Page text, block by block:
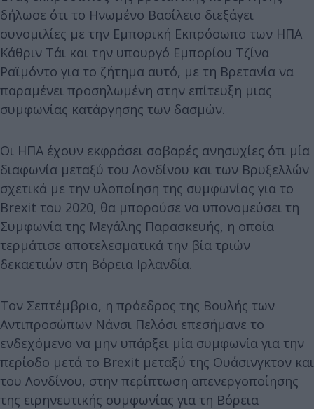
δήλωσε ότι το Ηνωμένο Βασίλειο διεξάγει
συνομιλίες με την Εμπορική Εκπρόσωπο των ΗΠΑ
Κάθριν Τάι και την υπουργό Εμπορίου Τζίνα
Ραϊμόντο για το ζήτημα αυτό, με τη Βρετανία να
παραμένει προσηλωμένη στην επίτευξη μιας
συμφωνίας κατάργησης των δασμών.
Οι ΗΠΑ έχουν εκφράσει σοβαρές ανησυχίες ότι μία
διαφωνία μεταξύ του Λονδίνου και των Βρυξελλών
σχετικά με την υλοποίηση της συμφωνίας για το
Brexit του 2020, θα μπορούσε να υπονομεύσει τη
Συμφωνία της Μεγάλης Παρασκευής, η οποία
τερμάτισε αποτελεσματικά την βία τριών
δεκαετιών στη Βόρεια Ιρλανδία.
Τον Σεπτέμβριο, η πρόεδρος της Βουλής των
Αντιπροσώπων Νάνσι Πελόσι επεσήμανε το
ενδεχόμενο να μην υπάρξει μία συμφωνία για την
περίοδο μετά το Brexit μεταξύ της Ουάσινγκτον και
του Λονδίνου, στην περίπτωση απενεργοποίησης
της ειρηνευτικής συμφωνίας για τη Βόρεια